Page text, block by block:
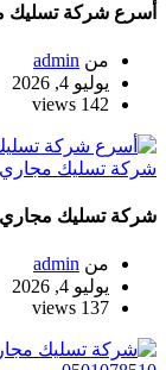
أسرع شركة تسليك
من admin
يوليو 4, 2026
142 views
شركة تسليك مجاري
شركة تسليك مجاري
من admin
يوليو 4, 2026
137 views